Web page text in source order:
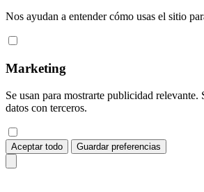
Nos ayudan a entender cómo usas el sitio
Marketing
Se usan para mostrarte publicidad relevante.
datos con terceros.
Aceptar todo Guardar preferencias